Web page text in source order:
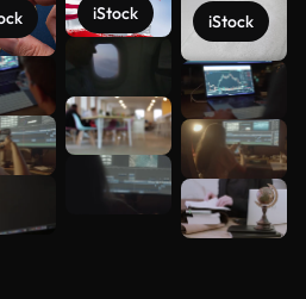
iStock iStock
Ver más